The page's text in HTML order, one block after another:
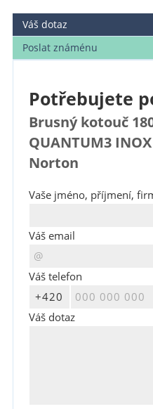
Váš dotaz
Poslat známénu
Potřebujete
Brusný kotouč
QUANTUM3
Norton
Vaše jméno, příjmení,
Váš email
Váš telefon
Váš dotaz